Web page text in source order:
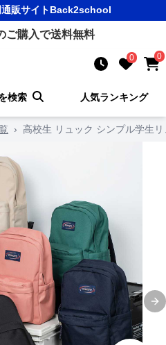
販サイトBack2school
ご購入で送料無料
0 0
検索 人気ランキング
› 高校生 リュック シンプル学生